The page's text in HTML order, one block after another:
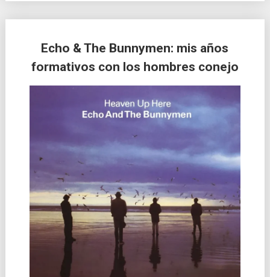
Echo & The Bunnymen: mis años
formativos con los hombres conejo